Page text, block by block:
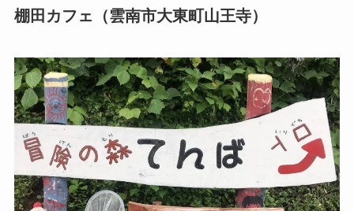
棚田カフェ（雲南市大東町山王寺）